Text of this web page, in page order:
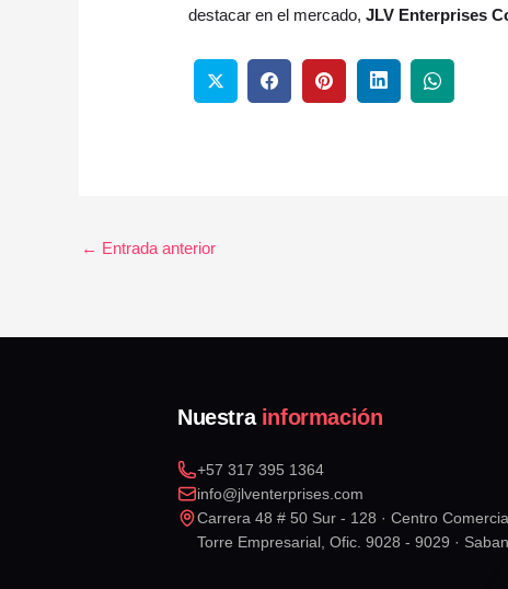
destacar en el mercado,JLV Enterprises
← Entrada anterior
Nuestra información
+57 317 395 1364
info@jlventerprises.com
Carrera 48 # 50 Sur - 128 · Centro
Torre Empresarial, Ofic. 9028 - 9029 ·